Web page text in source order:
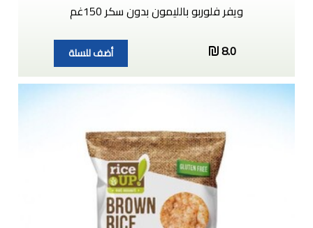
ويفر فلوربو بالليمون بدون سكر 150غم
8.0
أضف للسلة